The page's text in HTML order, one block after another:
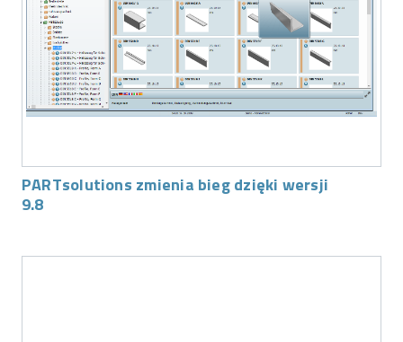
PARTsolutions zmienia bieg dzięki wersji
9.8